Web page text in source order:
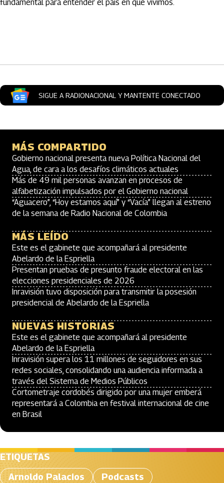
fundamental para entender el país en que vivimos.
SIGUE A RADIONACIONAL Y MANTENTE CONECTADO
MÁS COMPARTIDO
Gobierno nacional presenta nueva Política Nacional del
Agua, de cara a los desafíos climáticos actuales
Más de 49 mil personas avanzan en procesos de
alfabetización impulsados por el Gobierno nacional
“Aguacero”, “Hoy estamos aquí” y “Vacía” llegan al estreno
de la semana de Radio Nacional de Colombia
MÁS LEÍDO
Este es el gabinete que acompañará al presidente
Abelardo de la Espriella
Presentan pruebas de presunto fraude electoral en las
elecciones presidenciales de 2026
Inravisión tuvo disposición para transmitir la posesión
presidencial de Abelardo de la Espriella
NUEVAS HISTORIAS
Este es el gabinete que acompañará al presidente
Abelardo de la Espriella
Inravisión supera los 11 millones de seguidores en sus
redes sociales, consolidando una audiencia informada a
través del Sistema de Medios Públicos
Cortometraje cordobés dirigido por una mujer emberá
representará a Colombia en festival internacional de cine
en Brasil
ETIQUETAS
Arnoldo Palacios
Podcasts